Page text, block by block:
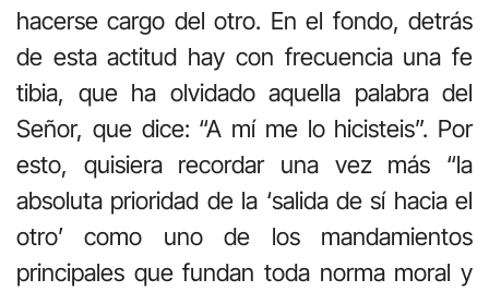
hacerse cargo del otro. En el fondo, detrás
de esta actitud hay con frecuencia una fe
tibia, que ha olvidado aquella palabra del
Señor, que dice: “A mí me lo hicisteis”. Por
esto, quisiera recordar una vez más “la
absoluta prioridad de la ‘salida de sí hacia el
otro’ como uno de los mandamientos
principales que fundan toda norma moral y